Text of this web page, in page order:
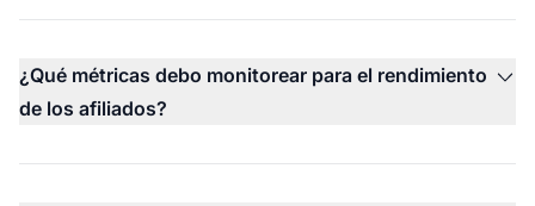
¿Qué métricas debo monitorear para el rendimiento
de los afiliados?